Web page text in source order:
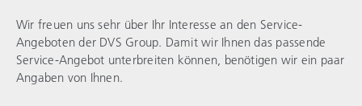
Wir freuen uns sehr über Ihr Interesse an den Service-
Angeboten der DVS Group. Damit wir Ihnen das passende
Service-Angebot unterbreiten können, benötigen wir ein paar
Angaben von Ihnen.